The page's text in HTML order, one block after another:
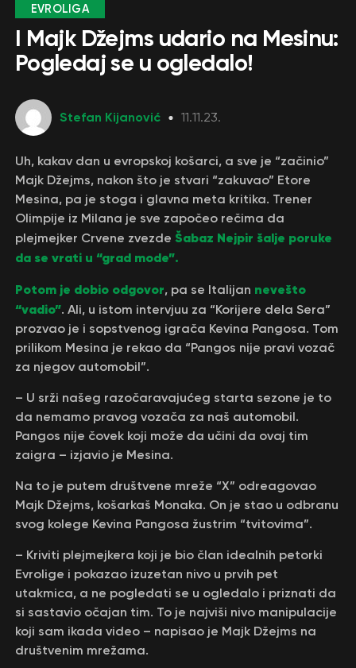
EVROLIGA
I Majk Džejms udario na Mesinu:
Pogledaj se u ogledalo!
Stefan Kijanović 11.11.23.
Uh, kakav dan u evropskoj košarci, a sve je “začinio”
Majk Džejms, nakon što je stvari “zakuvao” Etore
Mesina, pa je stoga i glavna meta kritika. Trener
Olimpije iz Milana je sve započeo rečima da
plejmejker Crvene zvezde Šabaz Nejpir šalje poruke
da se vrati u “grad mode”.
Potom je dobio odgovor, pa se Italijan nevešto
“vadio”. Ali, u istom intervjuu za “Korijere dela Sera”
prozvao je i sopstvenog igrača Kevina Pangosa. Tom
prilikom Mesina je rekao da “Pangos nije pravi vozač
za njegov automobil”.
– U srži našeg razočaravajućeg starta sezone je to
da nemamo pravog vozača za naš automobil.
Pangos nije čovek koji može da učini da ovaj tim
zaigra – izjavio je Mesina.
Na to je putem društvene mreže “X” odreagovao
Majk Džejms, košarkaš Monaka. On je stao u odbranu
svog kolege Kevina Pangosa žustrim “tvitovima”.
– Kriviti plejmejkera koji je bio član idealnih petorki
Evrolige i pokazao izuzetan nivo u prvih pet
utakmica, a ne pogledati se u ogledalo i priznati da
si sastavio očajan tim. To je najviši nivo manipulacije
koji sam ikada video – napisao je Majk Džejms na
društvenim mrežama.